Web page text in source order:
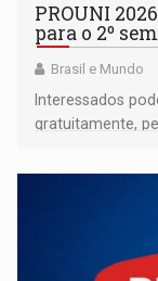
PROUNI
para o 2º
Brasil e Mundo
Interessados
gratuitamente,
cursos em 879